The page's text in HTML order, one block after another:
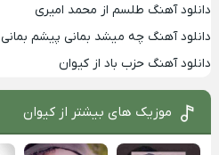
دانلود آهنگ طلسم از محمد امیری
دانلود آهنگ چه میشد بمانی پیشم
دانلود آهنگ حزب باد از کیوان
موزیک های بیشتر از کیوان